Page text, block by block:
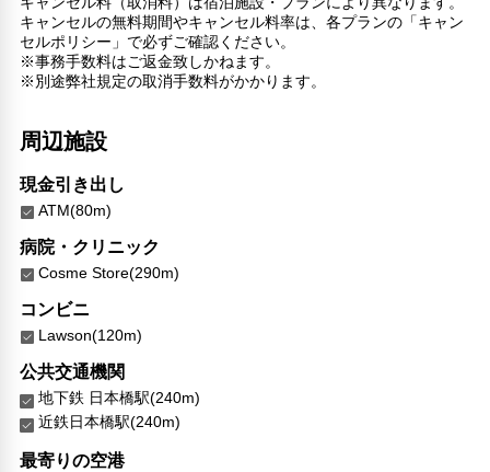
キャンセルの無料期間やキャンセル料率は、各プランの「キャン
セルポリシー」で必ずご確認ください。
※事務手数料はご返金致しかねます。
※別途弊社規定の取消手数料がかかります。
周辺施設
現金引き出し
ATM(80m)
病院・クリニック
Cosme Store(290m)
コンビニ
Lawson(120m)
公共交通機関
地下鉄 日本橋駅(240m)
近鉄日本橋駅(240m)
最寄りの空港